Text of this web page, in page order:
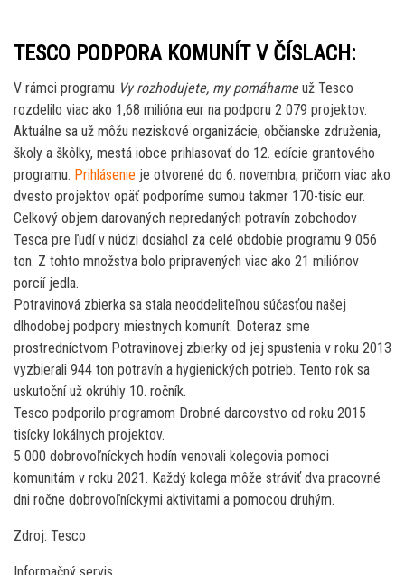
TESCO PODPORA KOMUNÍT V ČÍSLACH:
V rámci programu Vy rozhodujete, my pomáhameuž Tesco
rozdelilo viac ako 1,68 milióna eur na podporu 2 079 projektov.
Aktuálne sa už môžu neziskové organizácie, občianske združenia,
školy a škôlky, mestá iobce prihlasovať do 12. edície grantového
programu. Prihlásenie je otvorené do 6. novembra, pričom viac ako
dvesto projektov opäť podporíme sumou takmer 170-tisíc eur.
Celkový objem darovaných nepredaných potravín zobchodov
Tesca pre ľudí v núdzi dosiahol za celé obdobie programu 9 056
ton. Z tohto množstva bolo pripravených viac ako 21 miliónov
porcií jedla.
Potravinová zbierka sa stala neoddeliteľnou súčasťou našej
dlhodobej podpory miestnych komunít. Doteraz sme
prostredníctvom Potravinovej zbierky od jej spustenia v roku 2013
vyzbierali 944 ton potravín a hygienických potrieb. Tento rok sa
uskutoční už okrúhly 10. ročník.
Tesco podporilo programom Drobné darcovstvo od roku 2015
tisícky lokálnych projektov.
5 000 dobrovoľníckych hodín venovali kolegovia pomoci
komunitám v roku 2021. Každý kolega môže stráviť dva pracovné
dni ročne dobrovoľníckymi aktivitami a pomocou druhým.
Zdroj: Tesco